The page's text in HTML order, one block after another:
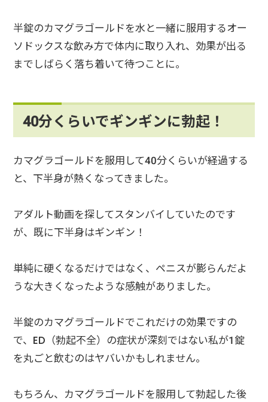
半錠のカマグラゴールドを水と一緒に服用するオー
ソドックスな飲み方で体内に取り入れ、効果が出る
までしばらく落ち着いて待つことに。
40分くらいでギンギンに勃起！
カマグラゴールドを服用して40分くらいが経過する
と、下半身が熱くなってきました。
アダルト動画を探してスタンバイしていたのです
が、既に下半身はギンギン！
単純に硬くなるだけではなく、ペニスが膨らんだよ
うな大きくなったような感触がありました。
半錠のカマグラゴールドでこれだけの効果ですの
で、ED（勃起不全）の症状が深刻ではない私が1錠
を丸ごと飲むのはヤバいかもしれません。
もちろん、カマグラゴールドを服用して勃起した後